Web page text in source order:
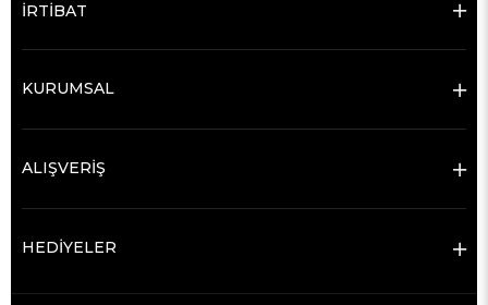
İRTİBAT
KURUMSAL
ALIŞVERİŞ
HEDİYELER